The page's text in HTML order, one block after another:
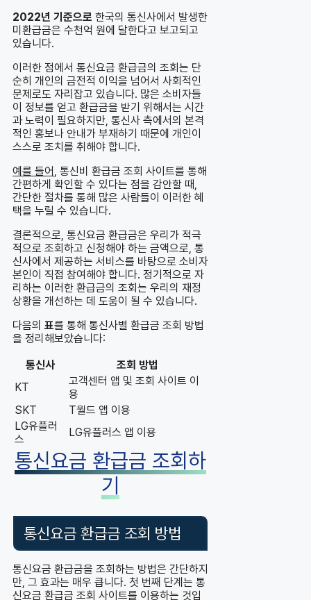
2022년 기준으로 한국의 통신사에서 발생한
미환급금은 수천억 원에 달한다고 보고되고
있습니다.
이러한 점에서 통신요금 환급금의 조회는 단
순히 개인의 금전적 이익을 넘어서 사회적인
문제로도 자리잡고 있습니다. 많은 소비자들
이 정보를 얻고 환급금을 받기 위해서는 시간
과 노력이 필요하지만, 통신사 측에서의 본격
적인 홍보나 안내가 부재하기 때문에 개인이
스스로 조치를 취해야 합니다.
예를 들어 , 통신비 환급금 조회 사이트를 통해
간편하게 확인할 수 있다는 점을 감안할 때,
간단한 절차를 통해 많은 사람들이 이러한 혜
택을 누릴 수 있습니다.
결론적으로, 통신요금 환급금은 우리가 적극
적으로 조회하고 신청해야 하는 금액으로, 통
신사에서 제공하는 서비스를 바탕으로 소비자
본인이 직접 참여해야 합니다. 정기적으로 자
리하는 이러한 환급금의 조회는 우리의 재정
상황을 개선하는 데 도움이 될 수 있습니다.
다음의 표를 통해 통신사별 환급금 조회 방법
을 정리해보았습니다:
통신사
조회 방법
KT
고객센터 앱 및 조회 사이트 이
용
SKT
T월드 앱 이용
LG유플러
스
LG유플러스 앱 이용
통신요금 환급금 조회하
기
통신요금 환급금 조회 방법
통신요금 환급금을 조회하는 방법은 간단하지
만, 그 효과는 매우 큽니다. 첫 번째 단계는 통
신요금 환급금 조회 사이트를 이용하는 것입